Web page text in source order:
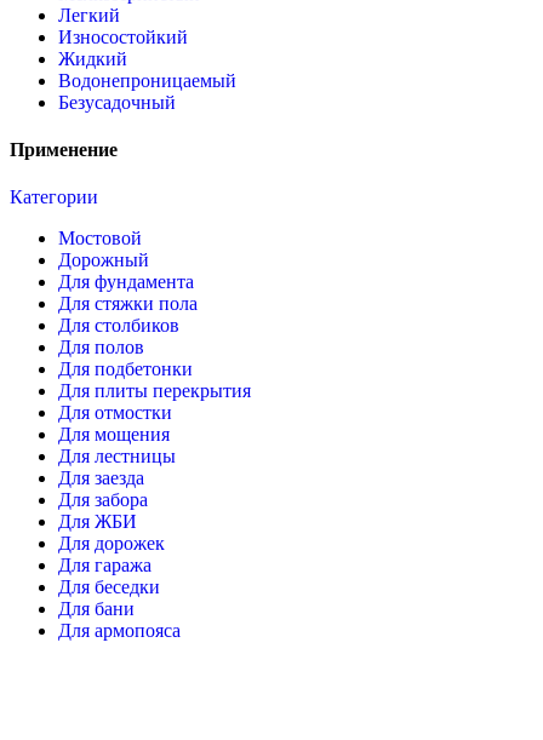
Легкий
Износостойкий
Жидкий
Водонепроницаемый
Безусадочный
Применение
Категории
Мостовой
Дорожный
Для фундамента
Для стяжки пола
Для столбиков
Для полов
Для подбетонки
Для плиты перекрытия
Для отмостки
Для мощения
Для лестницы
Для заезда
Для забора
Для ЖБИ
Для дорожек
Для гаража
Для беседки
Для бани
Для армопояса